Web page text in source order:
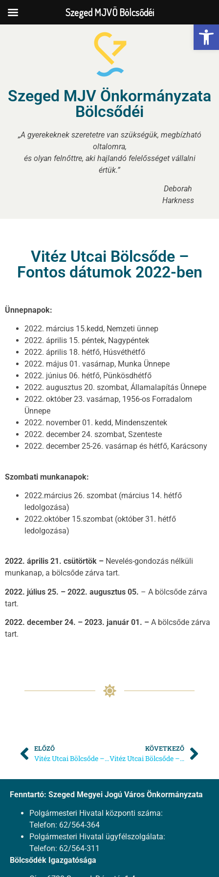
Szeged MJV Önkormányzata
Bölcsődéi
„A gyerekeknek szeretetre van szükségük, megbízható
oltalomra,
és olyan felnőttre, aki hajlandó felelősséget vállalni
értük.”
Deborah
Harkness
Vitéz Utcai Bölcsőde –
Fontos dátumok 2022-ben
Ünnepnapok:
2022. március 15.kedd, Nemzeti ünnep
2022. április 15. péntek, Nagypéntek
2022. április 18. hétfő, Húsvéthétfő
2022. május 01. vasárnap, Munka Ünnepe
2022. június 06. hétfő, Pünkösdhétfő
2022. augusztus 20. szombat, Államalapítás Ünnepe
2022. október 23. vasárnap, 1956-os Forradalom
Ünnepe
2022. november 01. kedd, Mindenszentek
2022. december 24. szombat, Szenteste
2022. december 25-26. vasárnap és hétfő, Karácsony
Szombati munkanapok:
2022.március 26. szombat (március 14. hétfő
ledolgozása)
2022.október 15.szombat (október 31. hétfő
ledolgozása)
2022. április 21. csütörtök – Nevelés-gondozás nélküli
munkanap, a bölcsőde zárva tart.
2022. július 25. – 2022. augusztus 05. – A bölcsőde zárva
tart.
2022. december 24. – 2023. január 01. – A bölcsőde zárva
tart.
ELŐZŐ
Vitéz Utcai Bölcsőde – Térítési díjak befizetésének időpontjai 2022-ben
KÖVETKEZŐ
Vitéz Utcai Bölcsőde – nyitvatartás változása
Fenntartó: Szeged Megyei Jogú Város Önkormányzata
Polgármesteri Hivatal központi száma:
Telefon: 62/564-364
Polgármesteri Hivatal ügyfélszolgálata:
Telefon: 62/564-311
Bölcsődék Igazgatósága
Szeged MJVÖ Bölcsődéi